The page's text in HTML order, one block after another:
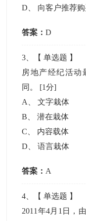
D
向客户推荐
答案：D
3 、【单选题 】
房地产经纪活动
同。 [1分]
A
、文字栽体
B 、潜在栽体
C
内容载体
D 、语言栽体
答案： A
4 、【单选题 】
2011年4月1日，